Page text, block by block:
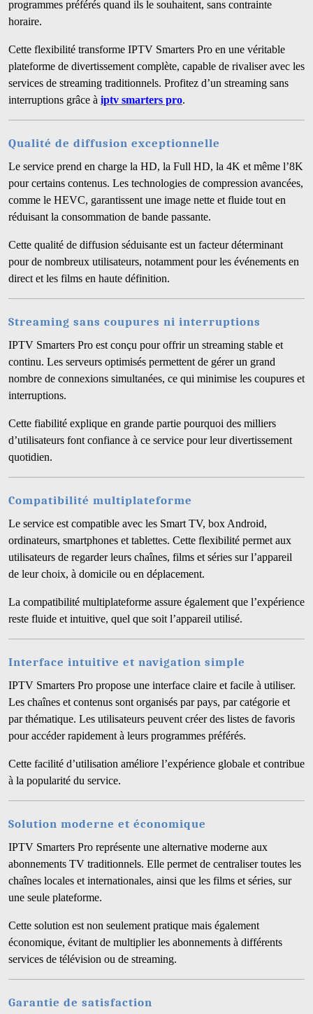
programmes préférés quand ils le souhaitent, sans contrainte
horaire.
Cette flexibilité transforme IPTV Smarters Pro en une véritable
plateforme de divertissement complète, capable de rivaliser avec les
services de streaming traditionnels. Profitez d’un streaming sans
interruptions grâce à iptv smarters pro.
Qualité de diffusion exceptionnelle
Le service prend en charge la HD, la Full HD, la 4K et même l’8K
pour certains contenus. Les technologies de compression avancées,
comme le HEVC, garantissent une image nette et fluide tout en
réduisant la consommation de bande passante.
Cette qualité de diffusion séduisante est un facteur déterminant
pour de nombreux utilisateurs, notamment pour les événements en
direct et les films en haute définition.
Streaming sans coupures ni interruptions
IPTV Smarters Pro est conçu pour offrir un streaming stable et
continu. Les serveurs optimisés permettent de gérer un grand
nombre de connexions simultanées, ce qui minimise les coupures et
interruptions.
Cette fiabilité explique en grande partie pourquoi des milliers
d’utilisateurs font confiance à ce service pour leur divertissement
quotidien.
Compatibilité multiplateforme
Le service est compatible avec les Smart TV, box Android,
ordinateurs, smartphones et tablettes. Cette flexibilité permet aux
utilisateurs de regarder leurs chaînes, films et séries sur l’appareil
de leur choix, à domicile ou en déplacement.
La compatibilité multiplateforme assure également que l’expérience
reste fluide et intuitive, quel que soit l’appareil utilisé.
Interface intuitive et navigation simple
IPTV Smarters Pro propose une interface claire et facile à utiliser.
Les chaînes et contenus sont organisés par pays, par catégorie et
par thématique. Les utilisateurs peuvent créer des listes de favoris
pour accéder rapidement à leurs programmes préférés.
Cette facilité d’utilisation améliore l’expérience globale et contribue
à la popularité du service.
Solution moderne et économique
IPTV Smarters Pro représente une alternative moderne aux
abonnements TV traditionnels. Elle permet de centraliser toutes les
chaînes locales et internationales, ainsi que les films et séries, sur
une seule plateforme.
Cette solution est non seulement pratique mais également
économique, évitant de multiplier les abonnements à différents
services de télévision ou de streaming.
Garantie de satisfaction